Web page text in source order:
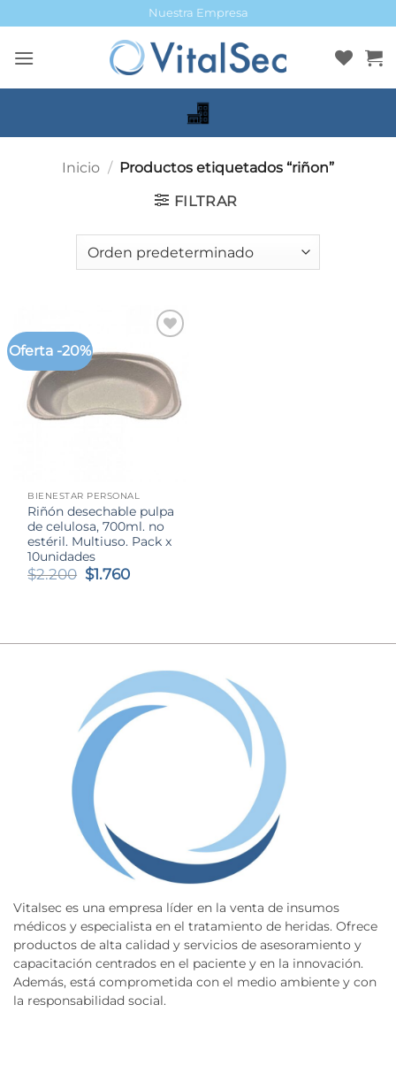
al
contenido
Nuestra Empresa
Inicio / Productos etiquetados “riñon”
FILTRAR
Oferta -20%
BIENESTAR PERSONAL
Riñón desechable pulpa
de celulosa, 700ml. no
estéril. Multiuso. Pack x
10unidades
$2.200 El
$1.760El
Vitalsec es una empresa líder en la venta de insumos
médicos y especialista en el tratamiento de heridas. Ofrece
productos de alta calidad y servicios de asesoramiento y
capacitación centrados en el paciente y en la innovación.
Además, está comprometida con el medio ambiente y con
la responsabilidad social.